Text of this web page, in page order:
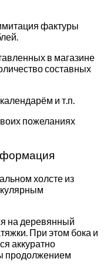
фактуры
в магазине
составных
и т.п.
пожеланиях
холсте из
на деревянный
При этом бока и
аккуратно
продолжением